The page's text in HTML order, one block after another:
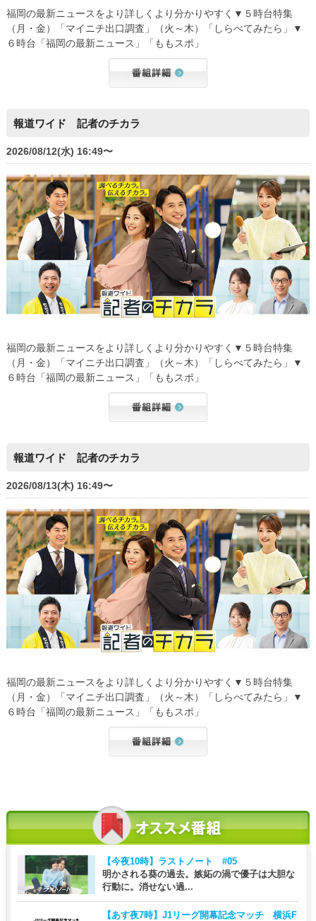
福岡の最新ニュースをより詳しくより分かりやすく▼５時台特集
（月・金）「マイニチ出口調査」（火～木）「しらべてみたら」▼
６時台「福岡の最新ニュース」「ももスポ」
報道ワイド 記者のチカラ
2026/08/12(水) 16:49〜
福岡の最新ニュースをより詳しくより分かりやすく▼５時台特集
（月・金）「マイニチ出口調査」（火～木）「しらべてみたら」▼
６時台「福岡の最新ニュース」「ももスポ」
報道ワイド 記者のチカラ
2026/08/13(木) 16:49〜
福岡の最新ニュースをより詳しくより分かりやすく▼５時台特集
（月・金）「マイニチ出口調査」（火～木）「しらべてみたら」▼
６時台「福岡の最新ニュース」「ももスポ」
【今夜10時】 ラストノート #05
明かされる葵の過去。嫉妬の渦で優子は大胆な
行動に。消せない過...
【あす夜7時】 J1リーグ開幕記念マッチ 横浜F